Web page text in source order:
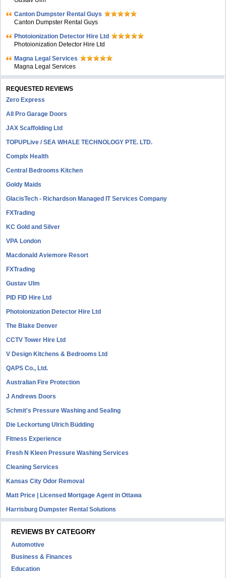
Canton Dumpster Rental Guys
Canton Dumpster Rental Guys
Photoionization Detector Hire Ltd
Photoionization Detector Hire Ltd
Magna Legal Services
Magna Legal Services
REQUESTED REVIEWS
Zero Express
All Pro Garage Doors
JAX Scaffolding Ltd
TOPUPLive / SEA WHALE TECHNOLOGY PTE. LTD.
Complx Health
Central Bedrooms Kitchen
Goldy Maids
GlacisTech - Richardson Managed IT Services Company
FXTrading
KC Gold and Silver
VPA London
Macdonald Aviemore Resort
FXTrading
Gustav Ulm
PID FID Hire Ltd
Photoionization Detector Hire Ltd
The Blake Denver
CCTV Tower Hire Ltd
V Design Kitchens & Bedrooms Ltd
QAPS Co., Ltd.
Australian Fire Protection
J Andrews Doors
Schmit's Pressure Washing and Sealing
Die Leckortung Ulrich Büdding
Fitness Experience
Fresh N Kleen Pressure Washing Services
Cleaning Services
Kansas City Odor Removal
Matt Price | Licensed Mortgage Agent in Ottawa
Harrisburg Dumpster Rental Solutions
REVIEWS BY CATEGORY
Automotive
Business & Finances
Education